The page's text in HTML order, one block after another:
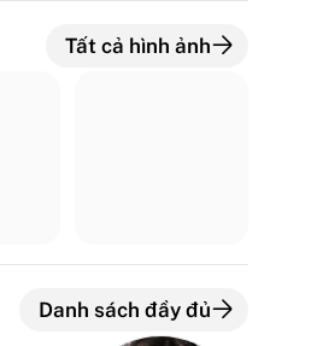
Tất cả hình ảnh
Danh sách đầy đủ